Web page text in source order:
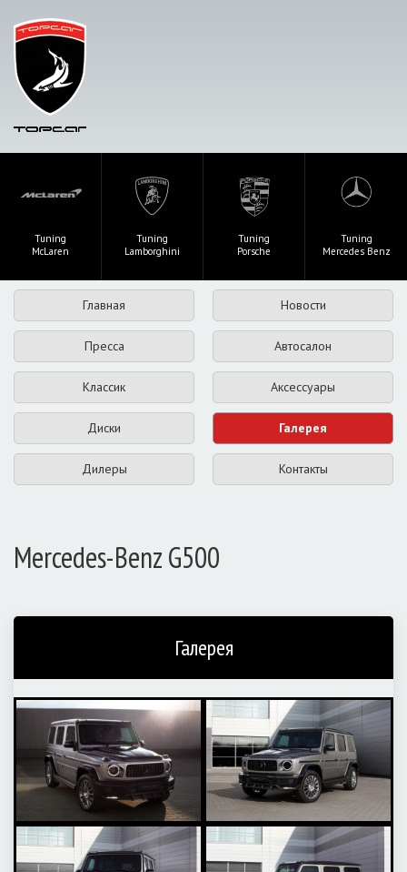
Tuning
McLaren
Tuning
Lamborghini
Tuning
Porsche
Tuning
Mercedes Benz
Главная Новости
Пресса Автосалон
Классик Аксессуары
Диски Галерея
Дилеры Контакты
Mercedes-Benz G500
Галерея